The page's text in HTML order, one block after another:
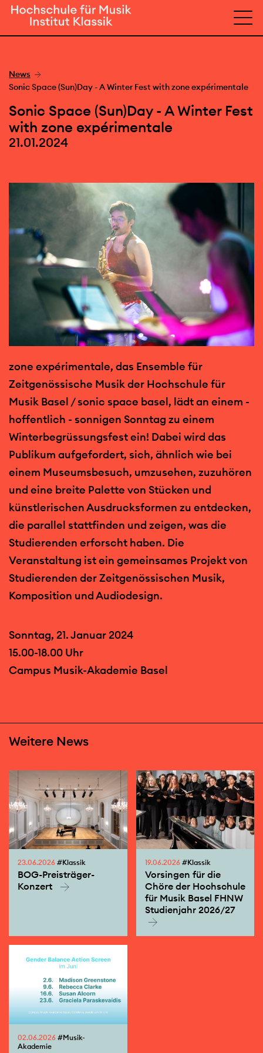
News
Sonic Space (Sun)Day - A Winter Fest with zone expérimentale
Sonic Space (Sun)Day - A Winter Fest
with zone expérimentale
21.01.2024
zone expérimentale, das Ensemble für
Zeitgenössische Musik der Hochschule für
Musik Basel / sonic space basel, lädt an einem -
hoffentlich - sonnigen Sonntag zu einem
Winterbegrüssungsfest ein! Dabei wird das
Publikum aufgefordert, sich, ähnlich wie bei
einem Museumsbesuch, umzusehen, zuzuhören
und eine breite Palette von Stücken und
künstlerischen Ausdrucksformen zu entdecken,
die parallel stattfinden und zeigen, was die
Studierenden erforscht haben. Die
Veranstaltung ist ein gemeinsames Projekt von
Studierenden der Zeitgenössischen Musik,
Komposition und Audiodesign.
Sonntag, 21. Januar 2024
15.00-18.00 Uhr
Campus Musik-Akademie Basel
Weitere News
23.06.2026 #Klassik
BOG-Preisträger-
Konzert
19.06.2026#Klassik
Vorsingen für die
Chöre der Hochschule
für Musik Basel FHNW
Studienjahr 2026/27
02.06.2026 #Musik-
Akademie